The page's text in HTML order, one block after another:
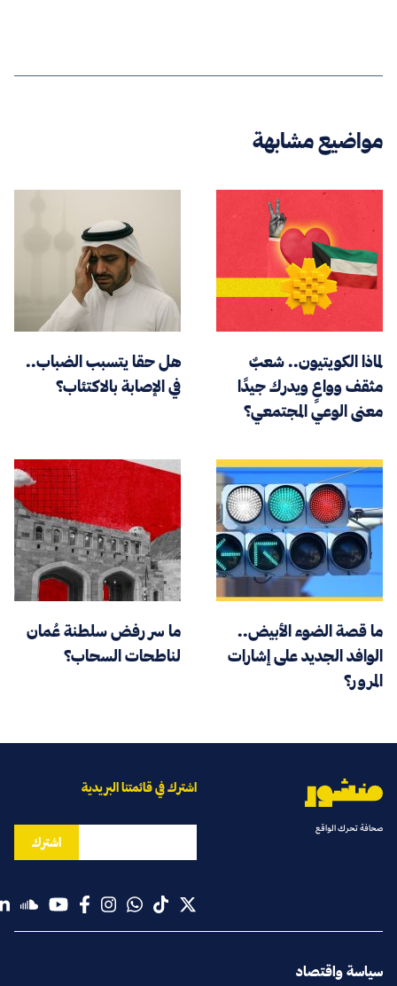
مواضيع مشابهة
لماذا الكويتيون.. شعبٌ
مثقف وواعٍ ويدرك جيدًا
معنى الوعي المجتمعي؟
هل حقا يتسبب الضباب..
في الإصابة بالاكتئاب؟
ما قصة الضوء الأبيض..
الوافد الجديد على إشارات
المرور؟
ما سر رفض سلطنة عُمان
لناطحات السحاب؟
صحافة تحرك الواقع
سياسة واقتصاد
اشترك في قائمتنا البريدية
اشترك